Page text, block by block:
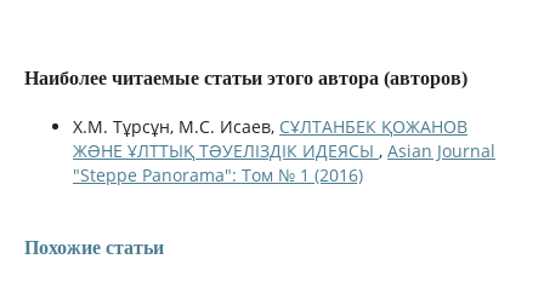
Наиболее читаемые статьи этого автора (авторов)
Х.М. Тұрсұн, М.С. Исаев, СҰЛТАНБЕК ҚОЖАНОВ
ЖƏНЕ ҰЛТТЫҚ ТƏУЕЛІЗДІК ИДЕЯСЫ , Asian Journal
"Steppe Panorama": Том № 1 (2016)
Похожие статьи